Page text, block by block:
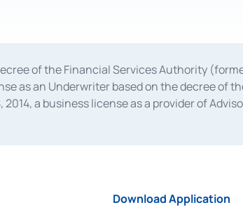
of the Financial Services Authority
as an Underwriter based on the decree of
a business license as a provider of
S-67/PM.21/2014 dated February
Download Application